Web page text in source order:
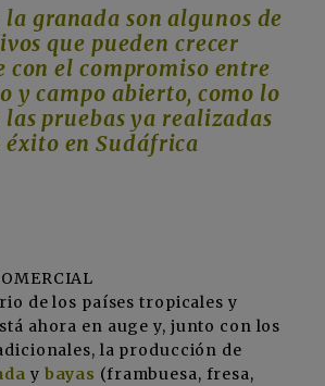
la granada son algunos de
que pueden crecer
con el compromiso entre
y campo abierto, como lo
pruebas ya realizadas
éxito en Sudáfrica
de los países tropicales y
ahora en auge y, junto con los
la producción de
y bayas (frambuesa, fresa,